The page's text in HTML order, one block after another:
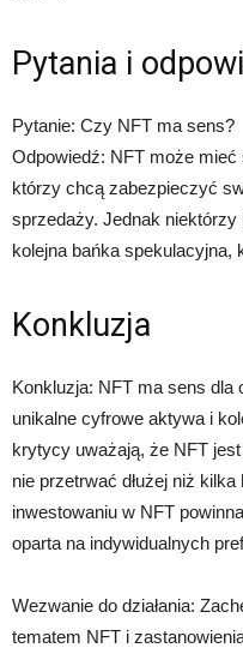
Pytania i
Pytanie: Czy NFT ma sens?
Odpowiedź: NFT może
którzy chcą zabezpieczyć
sprzedaży. Jednak
kolejna bańka spekulacyjna,
Konkluzja
Konkluzja: NFT ma sens
unikalne cyfrowe aktywa i
krytycy uważają, że NFT
nie przetrwać dłużej niż
inwestowaniu w NFT
oparta na indywidualnych
Wezwanie do działania:
tematem NFT i